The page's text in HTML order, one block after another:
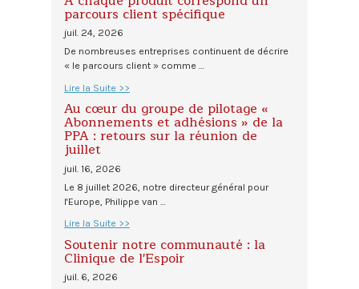
parcours client spécifique
juil. 24, 2026
De nombreuses entreprises continuent de décrire
« le parcours client » comme …
Lire la Suite >>
Au cœur du groupe de pilotage «
Abonnements et adhésions » de la
PPA : retours sur la réunion de
juillet
juil. 16, 2026
Le 8 juillet 2026, notre directeur général pour
l'Europe, Philippe van …
Lire la Suite >>
Soutenir notre communauté : la
Clinique de l'Espoir
juil. 6, 2026